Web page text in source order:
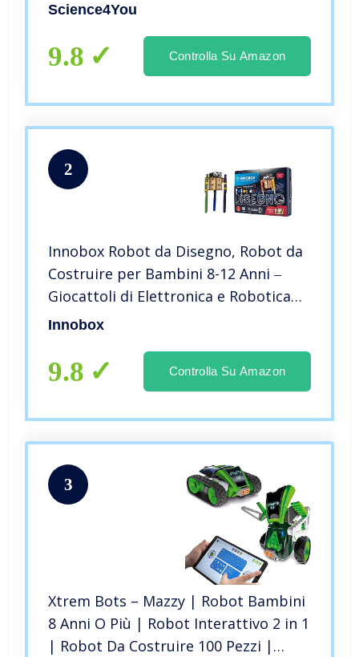
Istruttivi Bambini +8 Anni
Science4You
9.8 Controlla Su Amazon
2
Innobox Robot da Disegno, Robot da
Costruire per Bambini 8-12 Anni ‒
Giocattoli di Elettronica e Robotica
Educativa ‒ Robot Giocattolo che
Tutorial Incluso
Innobox
9.8 Controlla Su Amazon
3
Xtrem Bots – Mazzy | Robot Bambini
8 Anni O Più | Robot Interattivo 2 in 1
| Robot Da Costruire 100 Pezzi |